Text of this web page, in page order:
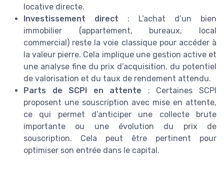
locative directe.
Investissement direct : L’achat d’un bien
immobilier (appartement, bureaux, local
commercial) reste la voie classique pour accéder à
la valeur pierre. Cela implique une gestion active et
une analyse fine du prix d’acquisition, du potentiel
de valorisation et du taux de rendement attendu.
Parts de SCPI en attente : Certaines SCPI
proposent une souscription avec mise en attente,
ce qui permet d’anticiper une collecte brute
importante ou une évolution du prix de
souscription. Cela peut être pertinent pour
optimiser son entrée dans le capital.